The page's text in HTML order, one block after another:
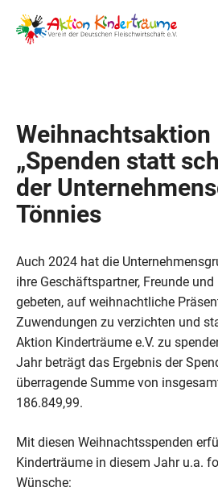
Inhalt
springen
Weihnachtsaktion
„Spenden statt
der
Tönnies
Auch 2024 hat die
ihre Geschäftspartner, Freunde und
gebeten, auf weihnachtliche
Zuwendungen zu verzichten und
Aktion Kinderträume e.V. zu
Jahr beträgt das Ergebnis der
überragende Summe von
186.849,99.
Mit diesen Weihnachtsspenden
Kinderträume in diesem Jahr u.a.
Wünsche: